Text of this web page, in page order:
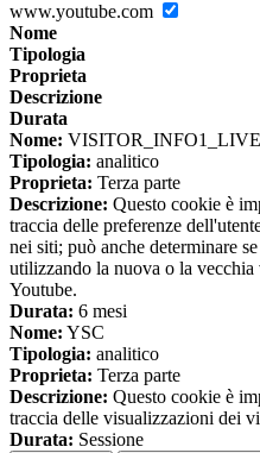
www.youtube.com
Nome
Tipologia
Proprieta
Descrizione
Durata
Nome: VISITOR_INFO1_LIVE
Tipologia: analitico
Proprieta: Terza parte
Descrizione: Questo cookie è
traccia delle preferenze
nei siti; può anche determinare
utilizzando la nuova o la
Youtube.
Durata: 6 mesi
Nome: YSC
Tipologia: analitico
Proprieta: Terza parte
Descrizione: Questo cookie è
traccia delle visualizzazioni dei
Durata: Sessione